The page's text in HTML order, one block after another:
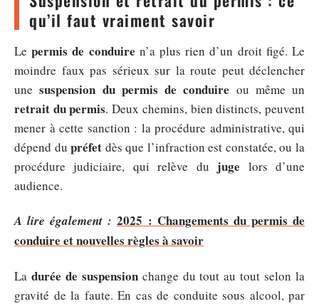
qu’il faut vraiment savoir
Lepermis de conduire n’a plus rien d’un droit figé. Le
moindre faux pas sérieux sur la route peut déclencher
unesuspension du permis de conduire ou même un
retrait du permis. Deux chemins, bien distincts, peuvent
mener à cette sanction : la procédure administrative, qui
dépend dupréfet dès que l’infraction est constatée, ou la
procédure judiciaire, qui relève du juge lors d’une
audience.
A lire également : 2025 : Changements du permis de
conduire et nouvelles règles à savoir
La durée de suspensionchange du tout au tout selon la
gravité de la faute. En cas de conduite sous alcool, par